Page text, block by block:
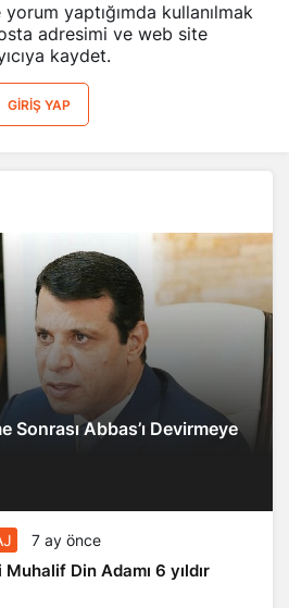
yaptığımda kullanılmak
adresimi ve web site
kaydet.
GIRIŞ YAP
Sonrası Abbas’ı Devirmeye
7 ay önce
Din Adamı 6 yıldır